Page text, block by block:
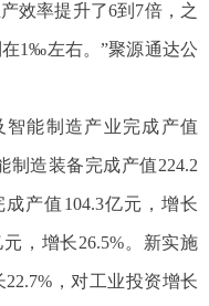
效率提升了6到7倍，之
1‰左右。”聚源通达公
能制造产业完成产值
制造装备完成产值224.2
产值104.3亿元，增长
，增长26.5%。新实施
，对工业投资增长